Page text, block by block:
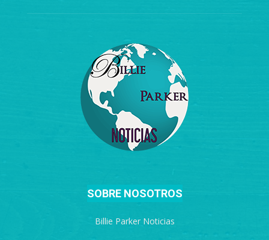
SOBRE NOSOTROS
Billie Parker Noticias